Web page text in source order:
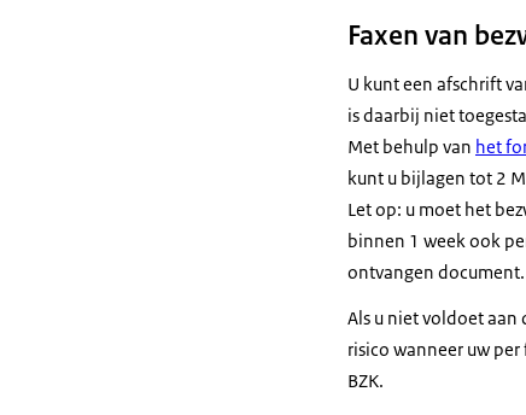
Faxen van
U kunt een afschrift
is daarbij niet
Met behulp van het
kunt u bijlagen tot 2
Let op: u moet het
binnen 1 week ook
ontvangen document.
Als u niet voldoet aan
risico wanneer uw
BZK.